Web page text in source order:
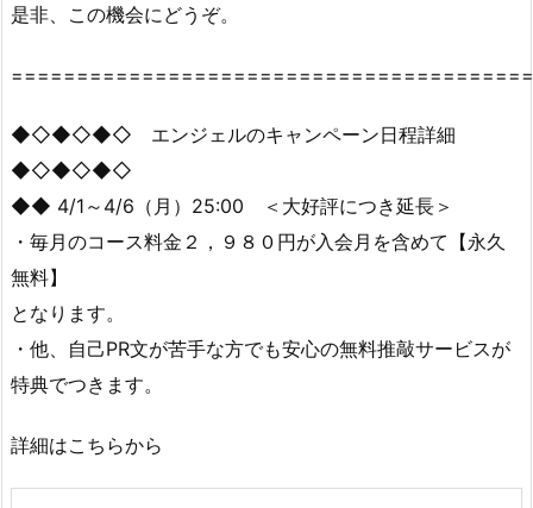
是非、この機会にどうぞ。
◆◇◆◇◆◇ エンジェルのキャンペーン日程詳細
◆◇◆◇◆◇
◆◆ 4/1～4/6（月）25:00 ＜大好評につき延長＞
・毎月のコース料金２，９８０円が入会月を含めて【永久
無料】
となります。
・他、自己PR文が苦手な方でも安心の無料推敲サービスが
特典でつきます。
詳細はこちらから